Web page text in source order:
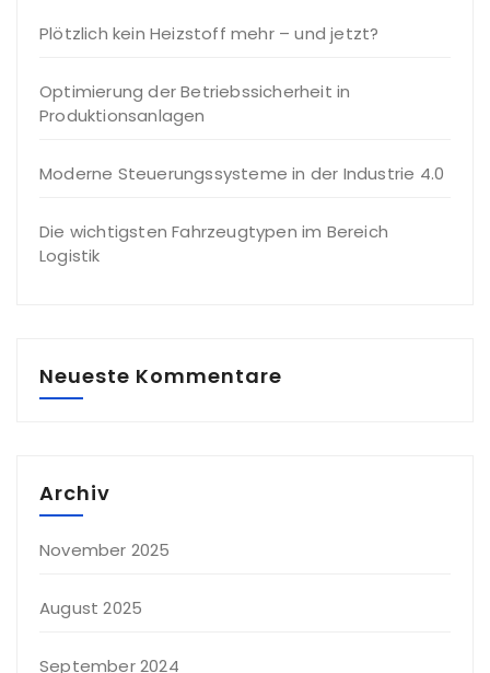
Plötzlich kein Heizstoff mehr – und jetzt?
Optimierung der Betriebssicherheit in
Produktionsanlagen
Moderne Steuerungssysteme in der Industrie 4.0
Die wichtigsten Fahrzeugtypen im Bereich
Logistik
Neueste Kommentare
Archiv
November 2025
August 2025
September 2024